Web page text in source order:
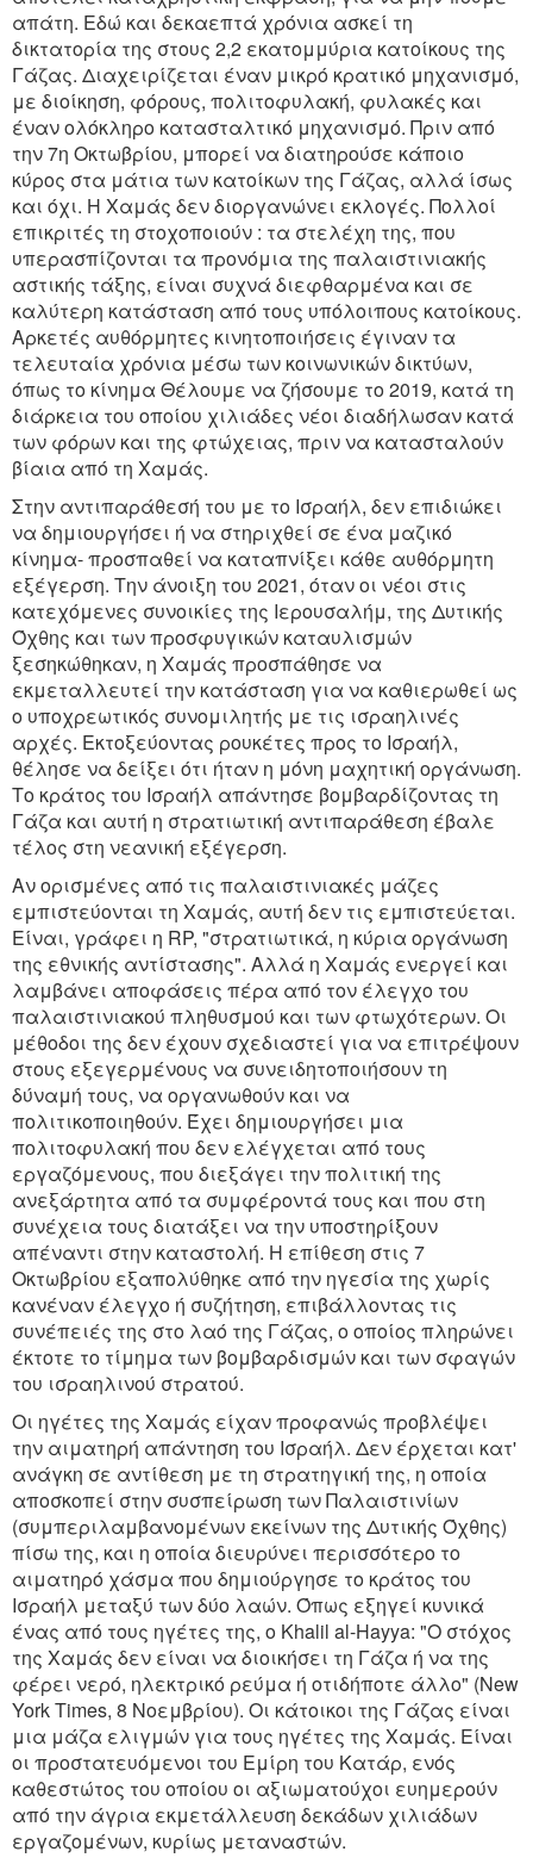
απάτη. Εδώ και δεκαεπτά χρόνια ασκεί τη
δικτατορία της στους 2,2 εκατομμύρια κατοίκους της
Γάζας. Διαχειρίζεται έναν μικρό κρατικό μηχανισμό,
με διοίκηση, φόρους, πολιτοφυλακή, φυλακές και
έναν ολόκληρο κατασταλτικό μηχανισμό. Πριν από
την 7η Οκτωβρίου, μπορεί να διατηρούσε κάποιο
κύρος στα μάτια των κατοίκων της Γάζας, αλλά ίσως
και όχι. Η Χαμάς δεν διοργανώνει εκλογές. Πολλοί
επικριτές τη στοχοποιούν : τα στελέχη της, που
υπερασπίζονται τα προνόμια της παλαιστινιακής
αστικής τάξης, είναι συχνά διεφθαρμένα και σε
καλύτερη κατάσταση από τους υπόλοιπους κατοίκους.
Αρκετές αυθόρμητες κινητοποιήσεις έγιναν τα
τελευταία χρόνια μέσω των κοινωνικών δικτύων,
όπως το κίνημα Θέλουμε να ζήσουμε το 2019, κατά τη
διάρκεια του οποίου χιλιάδες νέοι διαδήλωσαν κατά
των φόρων και της φτώχειας, πριν να κατασταλούν
βίαια από τη Χαμάς.
Στην αντιπαράθεσή του με το Ισραήλ, δεν επιδιώκει
να δημιουργήσει ή να στηριχθεί σε ένα μαζικό
κίνημα- προσπαθεί να καταπνίξει κάθε αυθόρμητη
εξέγερση. Την άνοιξη του 2021, όταν οι νέοι στις
κατεχόμενες συνοικίες της Ιερουσαλήμ, της Δυτικής
Όχθης και των προσφυγικών καταυλισμών
ξεσηκώθηκαν, η Χαμάς προσπάθησε να
εκμεταλλευτεί την κατάσταση για να καθιερωθεί ως
ο υποχρεωτικός συνομιλητής με τις ισραηλινές
αρχές. Εκτοξεύοντας ρουκέτες προς το Ισραήλ,
θέλησε να δείξει ότι ήταν η μόνη μαχητική οργάνωση.
Το κράτος του Ισραήλ απάντησε βομβαρδίζοντας τη
Γάζα και αυτή η στρατιωτική αντιπαράθεση έβαλε
τέλος στη νεανική εξέγερση.
Αν ορισμένες από τις παλαιστινιακές μάζες
εμπιστεύονται τη Χαμάς, αυτή δεν τις εμπιστεύεται.
Είναι, γράφει η RP, "στρατιωτικά, η κύρια οργάνωση
της εθνικής αντίστασης". Αλλά η Χαμάς ενεργεί και
λαμβάνει αποφάσεις πέρα από τον έλεγχο του
παλαιστινιακού πληθυσμού και των φτωχότερων. Οι
μέθοδοι της δεν έχουν σχεδιαστεί για να επιτρέψουν
στους εξεγερμένους να συνειδητοποιήσουν τη
δύναμή τους, να οργανωθούν και να
πολιτικοποιηθούν. Έχει δημιουργήσει μια
πολιτοφυλακή που δεν ελέγχεται από τους
εργαζόμενους, που διεξάγει την πολιτική της
ανεξάρτητα από τα συμφέροντά τους και που στη
συνέχεια τους διατάξει να την υποστηρίξουν
απέναντι στην καταστολή. Η επίθεση στις 7
Οκτωβρίου εξαπολύθηκε από την ηγεσία της χωρίς
κανέναν έλεγχο ή συζήτηση, επιβάλλοντας τις
συνέπειές της στο λαό της Γάζας, ο οποίος πληρώνει
έκτοτε το τίμημα των βομβαρδισμών και των σφαγών
του ισραηλινού στρατού.
Οι ηγέτες της Χαμάς είχαν προφανώς προβλέψει
την αιματηρή απάντηση του Ισραήλ. Δεν έρχεται κατ'
ανάγκη σε αντίθεση με τη στρατηγική της, η οποία
αποσκοπεί στην συσπείρωση των Παλαιστινίων
(συμπεριλαμβανομένων εκείνων της Δυτικής Όχθης)
πίσω της, και η οποία διευρύνει περισσότερο το
αιματηρό χάσμα που δημιούργησε το κράτος του
Ισραήλ μεταξύ των δύο λαών. Όπως εξηγεί κυνικά
ένας από τους ηγέτες της, ο Khalil al-Hayya: "Ο στόχος
της Χαμάς δεν είναι να διοικήσει τη Γάζα ή να της
φέρει νερό, ηλεκτρικό ρεύμα ή οτιδήποτε άλλο" (New
York Times, 8 Νοεμβρίου). Οι κάτοικοι της Γάζας είναι
μια μάζα ελιγμών για τους ηγέτες της Χαμάς. Είναι
οι προστατευόμενοι του Εμίρη του Κατάρ, ενός
καθεστώτος του οποίου οι αξιωματούχοι ευημερούν
από την άγρια εκμετάλλευση δεκάδων χιλιάδων
εργαζομένων, κυρίως μεταναστών.